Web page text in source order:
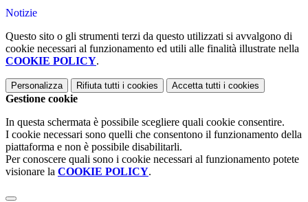
Notizie
Questo sito o gli strumenti terzi da questo utilizzati si avvalgono di
cookie necessari al funzionamento ed utili alle finalità illustrate nella
COOKIE POLICY.
Personalizza Rifiuta tutti i cookies Accetta tutti i cookies
Gestione cookie
In questa schermata è possibile scegliere quali cookie consentire.
I cookie necessari sono quelli che consentono il funzionamento della
piattaforma e non è possibile disabilitarli.
Per conoscere quali sono i cookie necessari al funzionamento potete
visionare la COOKIE POLICY.